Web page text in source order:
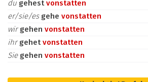
du gehestvonstatten
er/sie/es gehe vonstatten
wirgehen vonstatten
ihrgehetvonstatten
Sie gehen vonstatten